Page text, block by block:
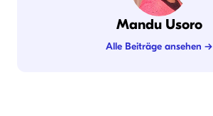
Mandu Usoro
Alle Beiträge ansehen →